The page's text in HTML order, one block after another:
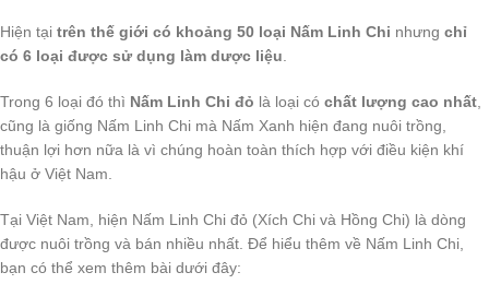
Hiện tại trên thế giới có khoảng 50 loại Nấm Linh Chi nhưng chỉ
có 6 loại được sử dụng làm dược liệu
Trong 6 loại đó thì Nấm Linh Chi đỏ là loại có chất lượng cao nhất
cũng là giống Nấm Linh Chi mà Nấm Xanh hiện đang nuôi trồng,
thuận lợi hơn nữa là vì chúng hoàn toàn thích hợp với điều kiện khí
hậu ở Việt Nam.
Tại Việt Nam, hiện Nấm Linh Chi đỏ (Xích Chi và Hồng Chi) là dòng
được nuôi trồng và bán nhiều nhất. Để hiểu thêm về Nấm Linh Chi,
bạn có thể xem thêm bài dưới đây: